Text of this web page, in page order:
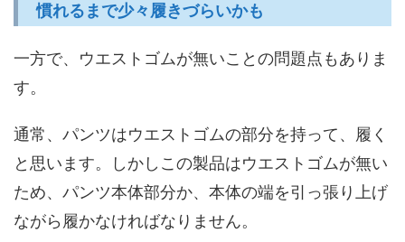
慣れるまで少々履きづらいかも
一方で、ウエストゴムが無いことの問題点もありま
す。
通常、パンツはウエストゴムの部分を持って、履く
と思います。しかしこの製品はウエストゴムが無い
ため、パンツ本体部分か、本体の端を引っ張り上げ
ながら履かなければなりません。